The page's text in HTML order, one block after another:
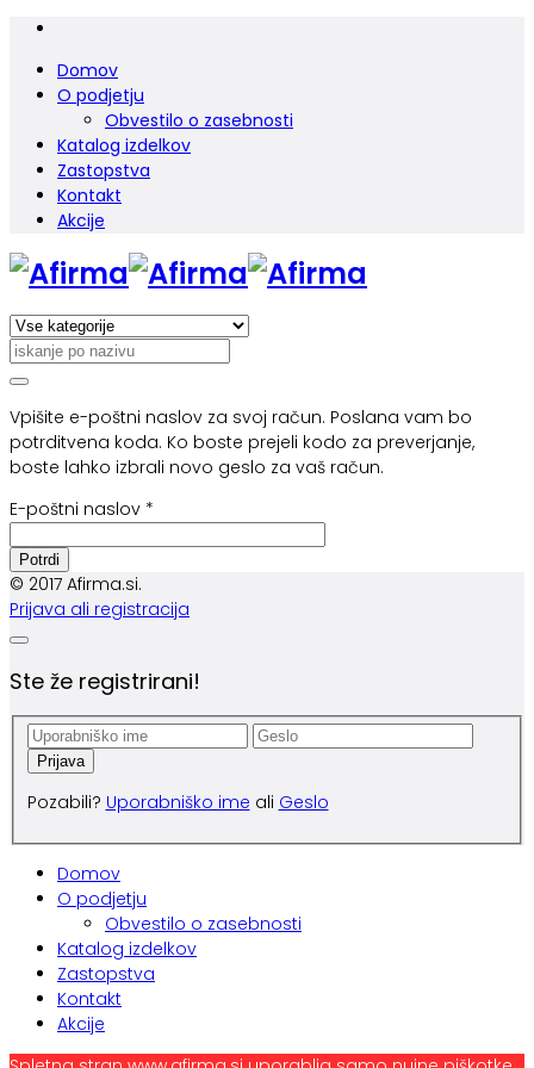
Domov
O podjetju
Obvestilo o zasebnosti
Katalog izdelkov
Zastopstva
Kontakt
Akcije
Vpišite e-poštni naslov za svoj račun. Poslana vam bo
potrditvena koda. Ko boste prejeli kodo za preverjanje,
boste lahko izbrali novo geslo za vaš račun.
E-poštni naslov *
Potrdi
© 2017 Afirma.si.
Prijava ali registracija
Ste že registrirani!
Pozabili? Uporabniško ime ali Geslo
Domov
O podjetju
Obvestilo o zasebnosti
Katalog izdelkov
Zastopstva
Kontakt
Akcije